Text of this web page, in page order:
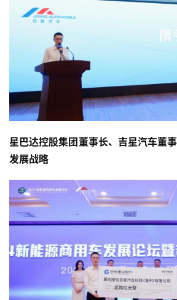
星巴达控股集团董事长、吉星汽车董
发展战略